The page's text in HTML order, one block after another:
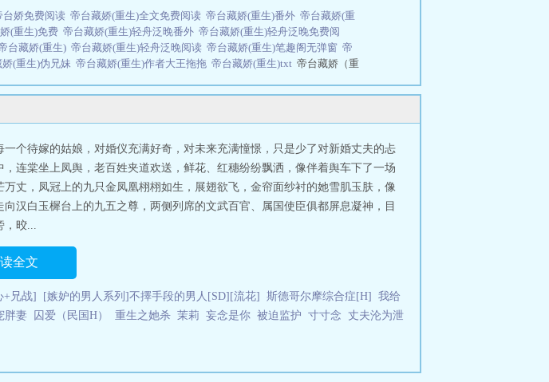
台娇免费阅读 帝台藏娇(重生)全文免费阅读 帝台藏娇(重生)番外 帝台藏娇(重
(重生)免费 帝台藏娇(重生)轻舟泛晚番外 帝台藏娇(重生)轻舟泛晚免费阅
台藏娇(重生) 帝台藏娇(重生)轻舟泛晚阅读 帝台藏娇(重生)笔趣阁无弹窗 帝
(重生)伪兄妹 帝台藏娇(重生)作者大王拖拖 帝台藏娇(重生)txt 帝台藏娇（重
一、帝台娇 帝台娇宠全文免费阅读器 帝台娇笔趣阁 帝台娇全文 大王拖拖
个待嫁的姑娘，对婚仪充满好奇，对未来充满憧憬，只是少了对新婚丈夫的忐
连棠坐上凤舆，老百姓夹道欢送，鲜花、红穗纷纷飘洒，像伴着舆车下了一场
丈，凤冠上的九只金凤凰栩栩如生，展翅欲飞，金帘面纱衬的她雪肌玉肤，像
汉白玉樨台上的九五之尊，两侧列席的文武百官、属国使臣俱都屏息凝神，目
，晈...
全文
+兄战] [嫉妒的男人系列]不擇手段的男人[SD][流花] 斯德哥尔摩综合症[H]
我给
胖妻 囚爱（民国H） 重生之她杀 茉莉 妄念是你 被迫监护 寸寸念
丈夫沦为泄